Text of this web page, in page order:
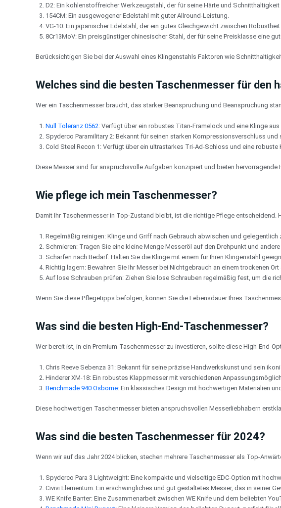
D2: Ein kohlenstoffreicher Werkzeugstahl, der für seine Härte und
154CM: Ein ausgewogener Edelstahl mit guter Allround-Leistung.
VG-10: Ein japanischer Edelstahl, der ein gutes Gleichgewicht zwischen
8Cr13MoV: Ein preisgünstiger chinesischer Stahl, der für seine Preisklasse eine
Berücksichtigen Sie bei der Auswahl eines Klingenstahls Faktoren wie
Welches sind die besten Taschenmesser für den
Wer ein Taschenmesser braucht, das starker Beanspruchung und Beanspruchung
Null Toleranz 0562: Verfügt über ein robustes Titan-Framelock und eine Klinge aus
Spyderco Paramilitary 2: Bekannt für seinen starken Kompressionsverschluss
Cold Steel Recon 1: Verfügt über ein ultrastarkes Tri-Ad-Schloss und eine robuste
Diese Messer sind für anspruchsvolle Aufgaben konzipiert und bieten hervorragende
Wie pflege ich mein Taschenmesser?
Damit Ihr Taschenmesser in Top-Zustand bleibt, ist die richtige Pflege
Regelmäßig reinigen: Klinge und Griff nach Gebrauch abwischen und
Schmieren: Tragen Sie eine kleine Menge Messeröl auf den Drehpunkt und
Schärfen nach Bedarf: Halten Sie die Klinge mit einem für Ihren Klingenstahl
Richtig lagern: Bewahren Sie Ihr Messer bei Nichtgebrauch an einem trockenen
Auf lose Schrauben prüfen: Ziehen Sie lose Schrauben regelmäßig fest, um die
Wenn Sie diese Pflegetipps befolgen, können Sie die Lebensdauer Ihres
Was sind die besten High-End-Taschenmesser?
Wer bereit ist, in ein Premium-Taschenmesser zu investieren, sollte diese High-End-
Chris Reeve Sebenza 31: Bekannt für seine präzise Handwerkskunst und sein
Hinderer XM-18: Ein robustes Klappmesser mit verschiedenen
Benchmade 940 Osborne: Ein klassisches Design mit hochwertigen Materialien
Diese hochwertigen Taschenmesser bieten anspruchsvollen Messerliebhabern
Was sind die besten Taschenmesser für 2024?
Wenn wir auf das Jahr 2024 blicken, stechen mehrere Taschenmesser als Top-
Spyderco Para 3 Lightweight: Eine kompakte und vielseitige EDC-Option mit
Civivi Elementum: Ein erschwingliches und gut gestaltetes Messer, das in seiner
WE Knife Banter: Eine Zusammenarbeit zwischen WE Knife und dem beliebten